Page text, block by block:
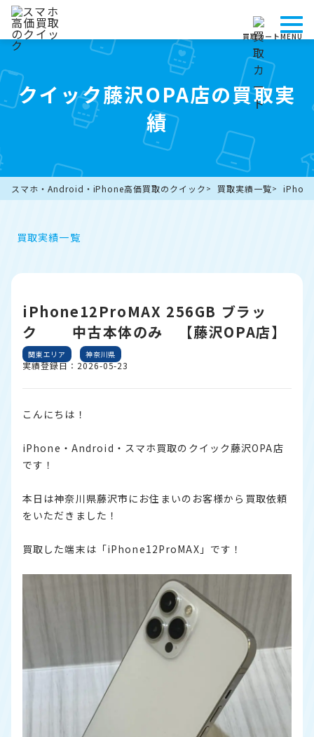
買取カートMENU
クイック藤沢OPA店の買取実
績
スマホ・Android・iPhone高価買取のクイック 買取実績一覧
買取実績一覧
iPhone12ProMAX 256GB ブラッ
ク 中古本体のみ 【藤沢OPA店】
関東エリア 神奈川県
実績登録日：2026-05-23
こんにちは！
iPhone・Android・スマホ買取のクイック藤沢OPA店
です！
本日は神奈川県藤沢市にお住まいのお客様から買取依頼
をいただきました！
買取した端末は「iPhone12ProMAX」です！